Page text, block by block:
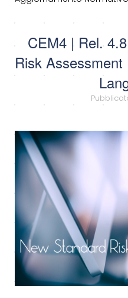
CEM4 | Rel.
Risk